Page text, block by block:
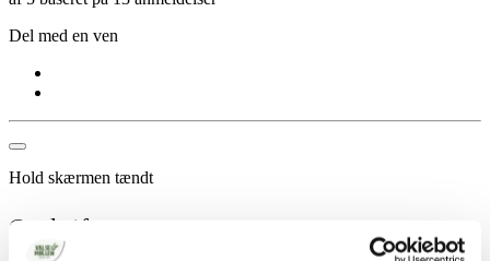
Del med en ven
Hold skærmen tændt
Opskrift